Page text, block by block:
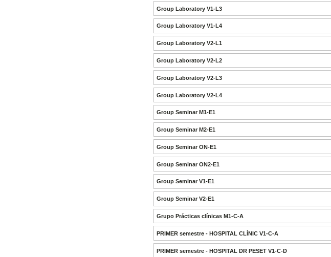
Group Laboratory V1-L3
Group Laboratory V1-L4
Group Laboratory V2-L1
Group Laboratory V2-L2
Group Laboratory V2-L3
Group Laboratory V2-L4
Group Seminar M1-E1
Group Seminar M2-E1
Group Seminar ON-E1
Group Seminar ON2-E1
Group Seminar V1-E1
Group Seminar V2-E1
Grupo Prácticas clínicas M1-C-A
PRIMER semestre - HOSPITAL CLÍNIC V1-C-A
PRIMER semestre - HOSPITAL DR PESET V1-C-D